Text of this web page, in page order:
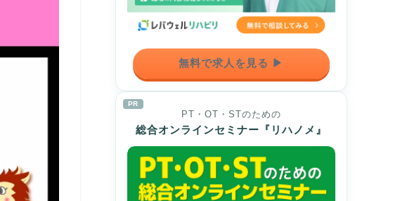
無料で求人を見る ▶
PR
PT・OT・STのための
総合オンラインセミナー『リハノメ』